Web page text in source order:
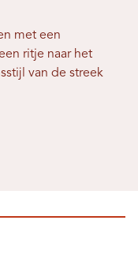
met een
ritje naar het
van de streek